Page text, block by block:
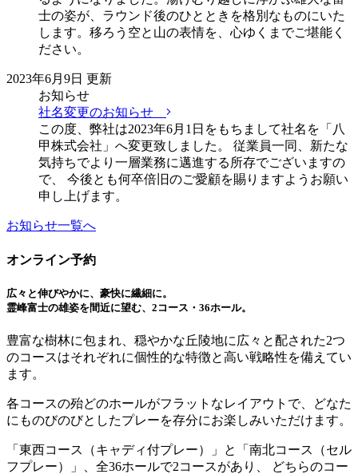
士の姿が、ラウンド後のひとときを格別なものにいた
します。移ろう空と山の表情を、心ゆくまでご堪能く
ださい。
2023年6月9日 更新
お知らせ
社名変更のお知らせ
この度、弊社は2023年6月1日をもちまして社名を「八
甲株式会社」へ変更致しました。 従業員一同、新たな
気持ちでより一層業務に邁進する所存でございますの
で、 今後とも何卒倍旧のご愛顧を賜りますようお願い
申し上げます。
お知らせ一覧へ
オンライン予約
広々と伸びやかに、豪快に繊細に。
霊峰富士の雄姿を間近に望む、2コース・36ホール。
豊富な樹林に包まれ、穏やかな丘陵地に広々と配された2つ
のコースはそれぞれに個性的な特徴と高い戦略性を備えてい
ます。
各コースの殆どのホールがフラットなレイアウトで、どなた
にものびのびとしたプレーを存分にお楽しみいただけます。
「東西コース（キャディ付プレー）」と「南北コース（セル
フプレー）」、全36ホールで2コースがあり、 どちらのコー